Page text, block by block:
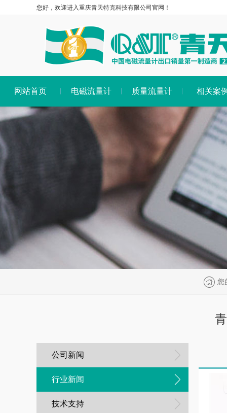
您好，欢迎进入重庆青天特克科技有限公司官网！
网站首页 电磁流量计 质量流量计 相关案
您
公司新闻
行业新闻
技术支持